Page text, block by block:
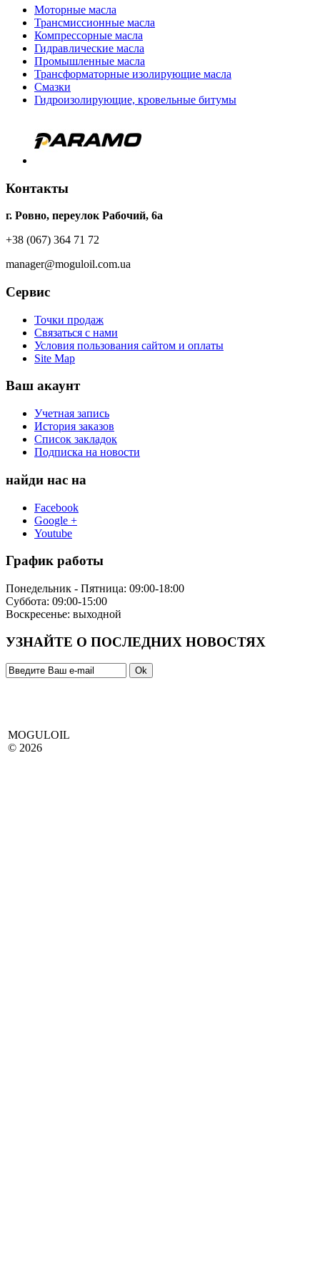
Моторные масла
Трансмиссионные масла
Компрессорные масла
Гидравлические масла
Промышленные масла
Трансформаторные изолирующие масла
Смазки
Гидроизолирующие, кровельные битумы
Контакты
г. Ровно, переулок Рабочий, 6а
+38 (067) 364 71 72
manager@moguloil.com.ua
Сервис
Точки продаж
Связаться с нами
Условия пользования сайтом и оплаты
Site Map
Ваш акаунт
Учетная запись
История заказов
Список закладок
Подписка на новости
найди нас на
Facebook
Google +
Youtube
График работы
Понедельник - Пятница: 09:00-18:00
Суббота: 09:00-15:00
Воскресенье: выходной
УЗНАЙТЕ О ПОСЛЕДНИХ НОВОСТЯХ
MOGULOIL
© 2026